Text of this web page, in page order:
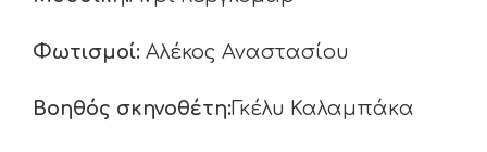
Φωτισμοί: Αλέκος Αναστασίου
Βοηθός σκηνοθέτη:Γκέλυ Καλαμπάκα